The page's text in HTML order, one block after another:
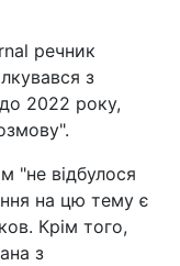
речник
з
2022 року,
"не відбулося
на цю тему є
Крім того,
з